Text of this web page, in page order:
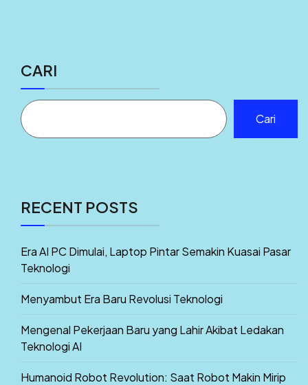
CARI
Cari
RECENT POSTS
Era AI PC Dimulai, Laptop Pintar Semakin Kuasai Pasar
Teknologi
Menyambut Era Baru Revolusi Teknologi
Mengenal Pekerjaan Baru yang Lahir Akibat Ledakan
Teknologi AI
Humanoid Robot Revolution: Saat Robot Makin Mirip